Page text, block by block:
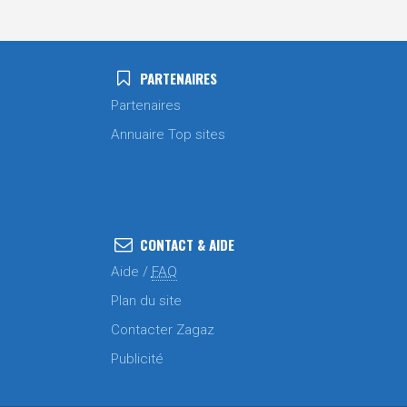
PARTENAIRES
Partenaires
Annuaire Top sites
CONTACT & AIDE
Aide / FAQ
Plan du site
Contacter Zagaz
Publicité